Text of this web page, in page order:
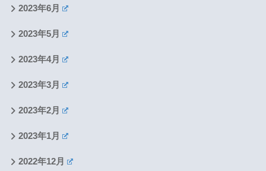
2023年6月
2023年5月
2023年4月
2023年3月
2023年2月
2023年1月
2022年12月